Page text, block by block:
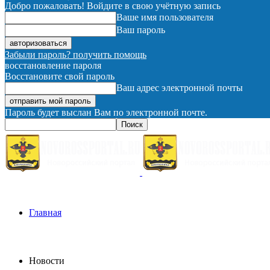
Добро пожаловать! Войдите в свою учётную запись
Ваше имя пользователя
Ваш пароль
Забыли пароль? получить помощь
восстановление пароля
Восстановите свой пароль
Ваш адрес электронной почты
Пароль будет выслан Вам по электронной почте.
Главная
Новости